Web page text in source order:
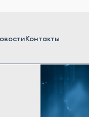
Контакты